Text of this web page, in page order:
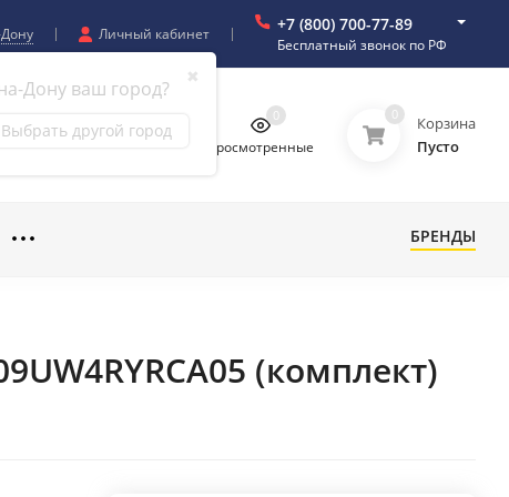
✖
Дону ваш город?
Выбрать другой город
Личный кабинет +7 (800) 700-77-89
Бесплатный звонок по РФ
Просмотренные
0 0
Корзина
Пусто
БРЕНДЫ
(комплект)